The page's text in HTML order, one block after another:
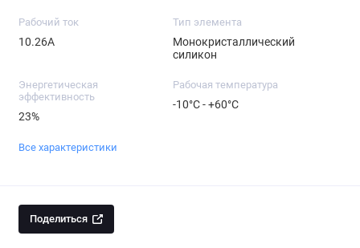
Рабочий ток
10.26A
Тип элемента
Монокристаллический
силикон
Энергетическая
эффективность
23%
Рабочая температура
-10°C - +60°C
Все характеристики
Поделиться